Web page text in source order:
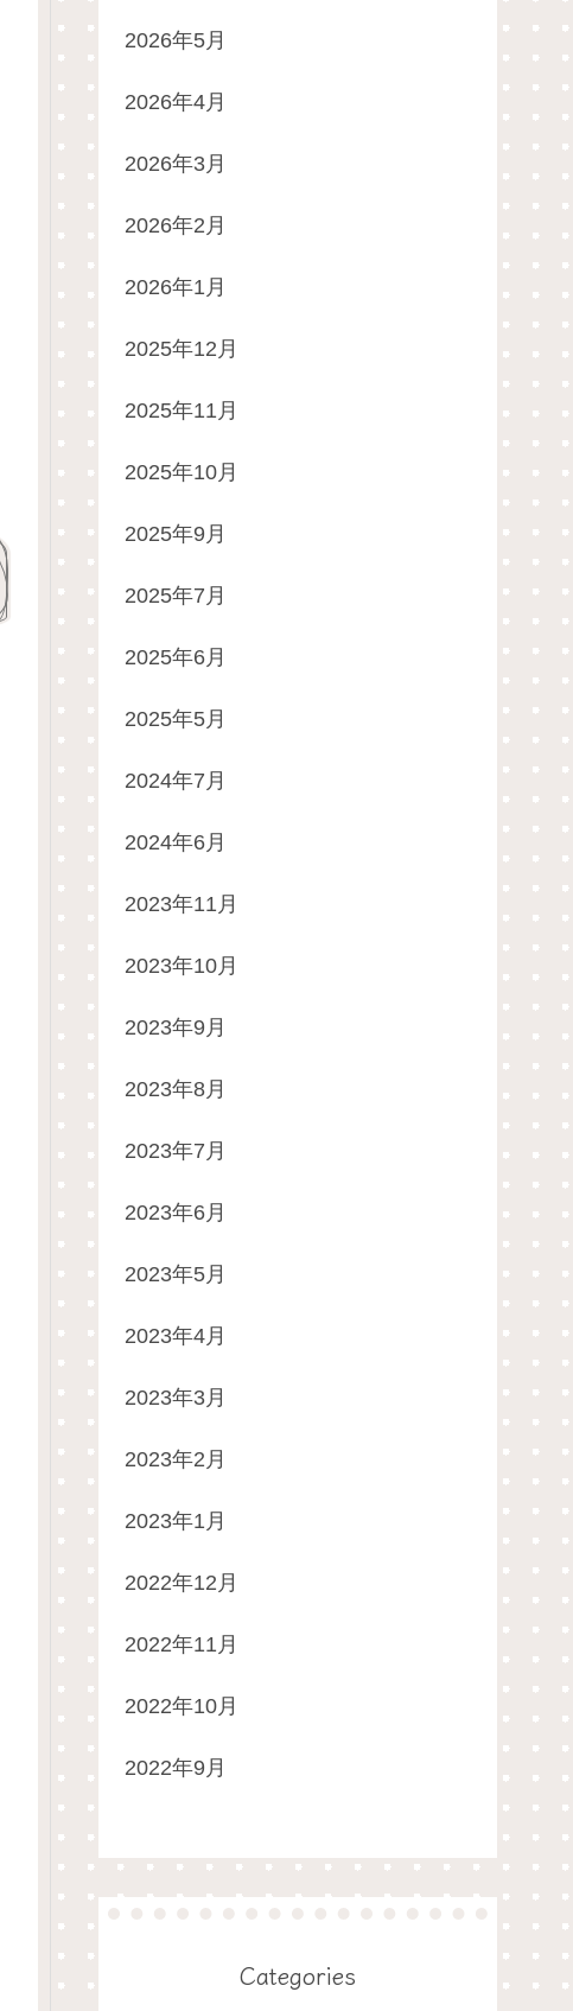
2026年5月
2026年4月
2026年3月
2026年2月
2026年1月
2025年12月
2025年11月
2025年10月
2025年9月
2025年7月
2025年6月
2025年5月
2024年7月
2024年6月
2023年11月
2023年10月
2023年9月
2023年8月
2023年7月
2023年6月
2023年5月
2023年4月
2023年3月
2023年2月
2023年1月
2022年12月
2022年11月
2022年10月
2022年9月
Categories